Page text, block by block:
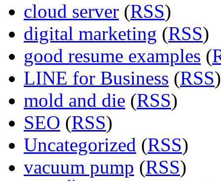
cloud server (RSS)
digital marketing (RSS)
good resume examples (
LINE for Business (RSS)
mold and die (RSS)
SEO (RSS)
Uncategorized (RSS)
vacuum pump (RSS)